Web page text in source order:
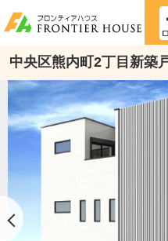
中央区熊内町2丁目新築